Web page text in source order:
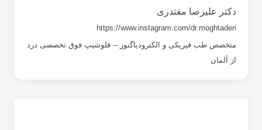
دکتر علیرضا مقتدری
https://www.instagram.com/dr.moghtaderi
متخصص طب فیزیکی و الکترودیاگنوز -- فلوشیپ فوق تخصصی درد
از آلمان